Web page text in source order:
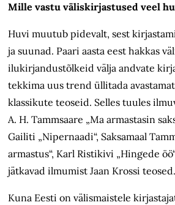
Mille vastu väliskirjastused veel
Huvi muutub pidevalt, sest
ja suunad. Paari aasta eest hakkas
ilukirjandustõlkeid välja andvate
tekkima uus trend üllitada
klassikute teoseid. Selles tuules
A. H. Tammsaare „Ma armastasin
Gailiti „Nipernaadi“, Saksamaal
armastus“, Karl Ristikivi „Hingede
jätkavad ilmumist Jaan Krossi teosed.
Kuna Eesti on välismaistele